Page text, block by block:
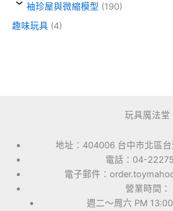
袖珍屋與微縮模型 (190)
趣味玩具 (4)
玩具魔法堂
地址：404006 台中市北區
電話：04-
電子郵件：
營業時間：
週二～周六 PM